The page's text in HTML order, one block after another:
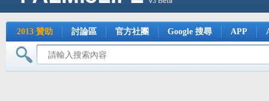
2013 贊助 討論區 官方社團 Google 搜尋 APP